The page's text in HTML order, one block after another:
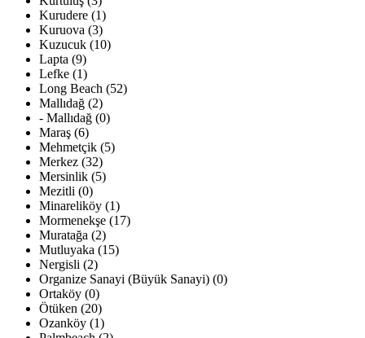
Kurudere (1)
Kuruova (3)
Kuzucuk (10)
Lapta (9)
Lefke (1)
Long Beach (52)
Mallıdağ (2)
- Mallıdağ (0)
Maraş (6)
Mehmetçik (5)
Merkez (32)
Mersinlik (5)
Mezitli (0)
Minareliköy (1)
Mormenekşe (17)
Muratağa (2)
Mutluyaka (15)
Nergisli (2)
Organize Sanayi (Büyük Sanayi) (0)
Ortaköy (0)
Ötüken (20)
Ozanköy (1)